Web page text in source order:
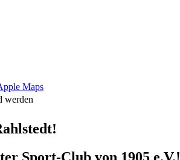
Maps
werden